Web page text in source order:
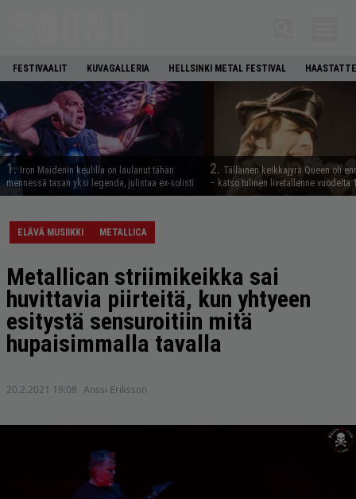
FESTIVAALIT KUVAGALLERIA HELLSINKI METAL FESTIVAL
1. Iron Maidenin keulilla on laulanut tähän
mennessä tasan yksi legenda, julistaa ex-solisti
2. Tällainen keikkajyrä Queen oli
– katso tulinen livetallenne vuodelta
ELÄVÄ MUSIIKKI METALLICA
Metallican striimikeikka sai
huvittavia piirteitä, kun yhtyeen
esitystä sensuroitiin mitä
hupaisimmalla tavalla
20.2.2021 19:08 Anssi Eriksson